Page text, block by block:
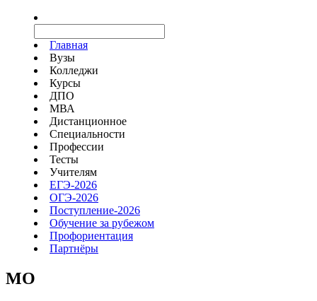
Главная
Вузы
Колледжи
Курсы
ДПО
МВА
Дистанционное
Специальности
Профессии
Тесты
Учителям
ЕГЭ-2026
ОГЭ-2026
Поступление-2026
Обучение за рубежом
Профориентация
Партнёры
MO